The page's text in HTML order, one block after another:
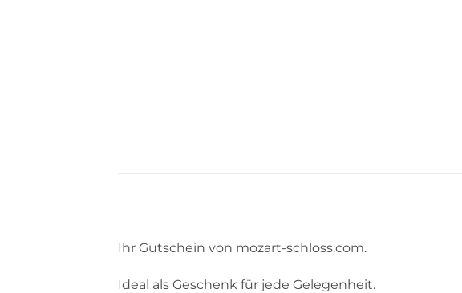
Ihr Gutschein von mozart-schloss.com.
Ideal als Geschenk für jede Gelegenheit.